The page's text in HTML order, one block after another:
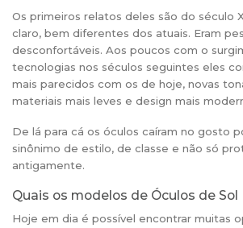
Os primeiros relatos deles são do século
claro, bem diferentes dos atuais. Eram
desconfortáveis. Aos poucos com o
tecnologias nos séculos seguintes eles
mais parecidos com os de hoje, novas
materiais mais leves e design mais
De lá para cá os óculos caíram no gosto
sinônimo de estilo, de classe e não só
antigamente.
Quais os modelos de Óculos de Sol
Hoje em dia é possível encontrar muitas